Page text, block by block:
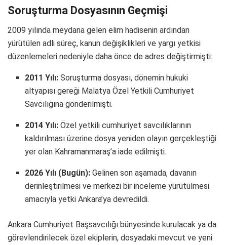
Soruşturma Dosyasının Geçmişi
2009 yılında meydana gelen elim hadisenin ardından
yürütülen adli süreç, kanun değişiklikleri ve yargı yetkisi
düzenlemeleri nedeniyle daha önce de adres değiştirmişti:
2011 Yılı: Soruşturma dosyası, dönemin hukuki
altyapısı gereği Malatya Özel Yetkili Cumhuriyet
Savcılığına gönderilmişti.
2014 Yılı: Özel yetkili cumhuriyet savcılıklarının
kaldırılması üzerine dosya yeniden olayın gerçekleştiği
yer olan Kahramanmaraş’a iade edilmişti.
2026 Yılı (Bugün): Gelinen son aşamada, davanın
derinleştirilmesi ve merkezi bir inceleme yürütülmesi
amacıyla yetki Ankara’ya devredildi.
Ankara Cumhuriyet Başsavcılığı bünyesinde kurulacak ya da
görevlendirilecek özel ekiplerin, dosyadaki mevcut ve yeni